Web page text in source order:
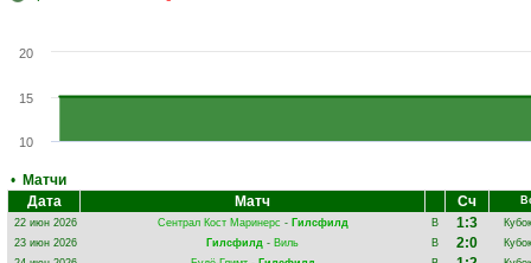
10
15
20
• Матчи
Дата
Матч Сч
22 июн 2026
Сентрал Кост Маринерс - Гилсфилд В 1:3
23 июн 2026
Гилсфилд - Виль В 2:0